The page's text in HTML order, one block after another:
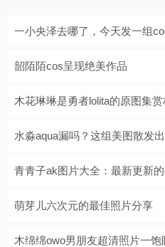
一小央泽去哪了，今天发一组
韶陌陌cos呈现绝美作品
木花琳琳是勇者lolita的原图集
水淼aqua漏吗？这组美图散发
青青子ak图片大全：最新更新
萌芽儿六次元的最佳照片分享
木绵绵owo男朋友超清照片一